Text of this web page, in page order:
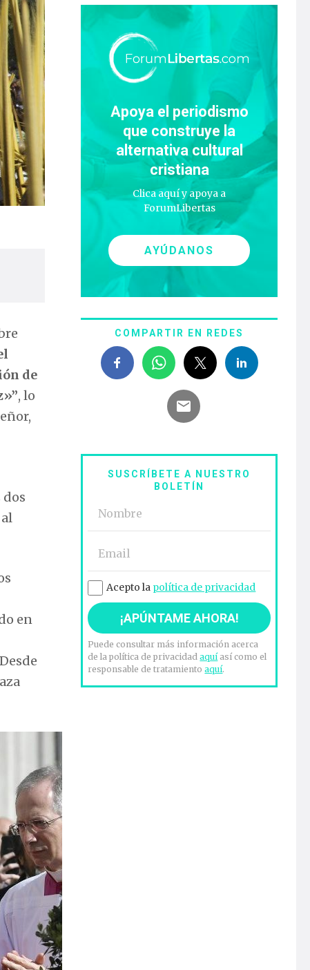
de
, lo
en
Apoya el periodismo
que construye la
alternativa cultural
cristiana
Clica aquí y apoya a
ForumLibertas
AYÚDANOS
COMPARTIR EN REDES
SUSCRÍBETE A NUESTRO
BOLETÍN
Acepto la política de privacidad
Puede consultar más información acerca
de la política de privacidadaquíasí como el
responsable de tratamientoaquí.